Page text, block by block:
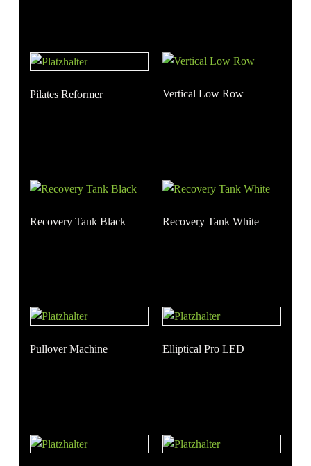
Pilates Reformer Vertical Low Row
Recovery Tank Black Recovery Tank White
Pullover Machine Elliptical Pro LED